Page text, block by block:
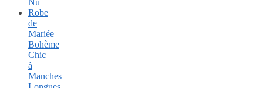
Nu
Robe
de
Mariée
Bohème
Chic
à
Manches